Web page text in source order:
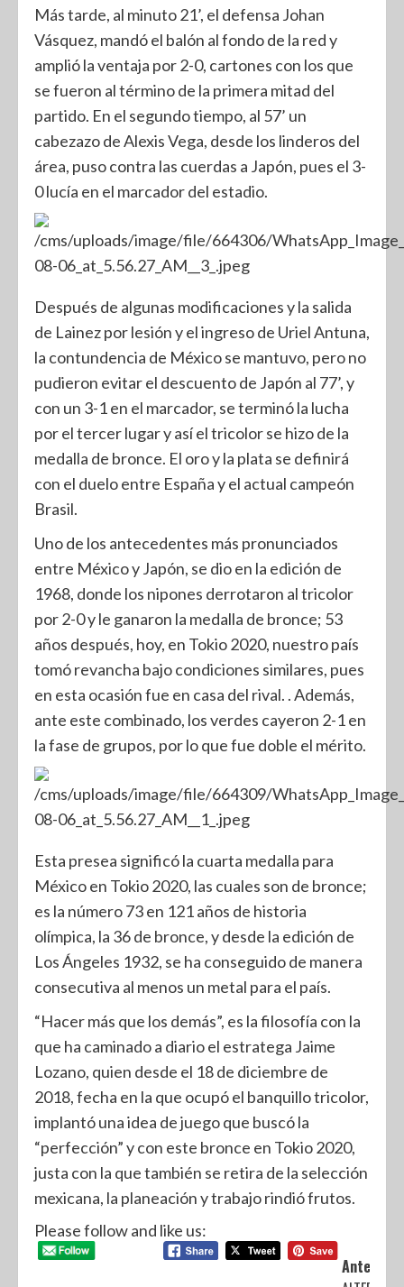
Más tarde, al minuto 21’, el defensa Johan
Vásquez, mandó el balón al fondo de la red y
amplió la ventaja por 2-0, cartones con los que
se fueron al término de la primera mitad del
partido. En el segundo tiempo, al 57’ un
cabezazo de Alexis Vega, desde los linderos del
área, puso contra las cuerdas a Japón, pues el 3-
0 lucía en el marcador del estadio.
Después de algunas modificaciones y la salida
de Lainez por lesión y el ingreso de Uriel Antuna,
la contundencia de México se mantuvo, pero no
pudieron evitar el descuento de Japón al 77’, y
con un 3-1 en el marcador, se terminó la lucha
por el tercer lugar y así el tricolor se hizo de la
medalla de bronce. El oro y la plata se definirá
con el duelo entre España y el actual campeón
Brasil.
Uno de los antecedentes más pronunciados
entre México y Japón, se dio en la edición de
1968, donde los nipones derrotaron al tricolor
por 2-0 y le ganaron la medalla de bronce; 53
años después, hoy, en Tokio 2020, nuestro país
tomó revancha bajo condiciones similares, pues
en esta ocasión fue en casa del rival. . Además,
ante este combinado, los verdes cayeron 2-1 en
la fase de grupos, por lo que fue doble el mérito.
Esta presea significó la cuarta medalla para
México en Tokio 2020, las cuales son de bronce;
es la número 73 en 121 años de historia
olímpica, la 36 de bronce, y desde la edición de
Los Ángeles 1932, se ha conseguido de manera
consecutiva al menos un metal para el país.
“Hacer más que los demás”, es la filosofía con la
que ha caminado a diario el estratega Jaime
Lozano, quien desde el 18 de diciembre de
2018, fecha en la que ocupó el banquillo tricolor,
implantó una idea de juego que buscó la
“perfección” y con este bronce en Tokio 2020,
justa con la que también se retira de la selección
mexicana, la planeación y trabajo rindió frutos.
Please follow and like us:
Anterior: